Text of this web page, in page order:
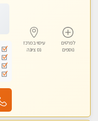
לפרטים
נוספים
עיסוי במרכז
נס ציונה